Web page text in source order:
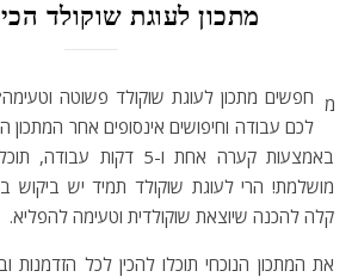
מתכון לעוגת שוקולד
מ חפשים מתכון לעוגת שוקולד פשוטה
לכם עבודה וחיפושים אינסופים אחר המתכון
באמצעות קערה אחת ו-5
מושלמת! הרי לעוגת שוקולד תמיד יש ביקוש
קלה להכנה שיוצאת שוקולדית וטעימה להפליא.
את המתכון הנוכחי תוכלו להכין לכל הזדמנות